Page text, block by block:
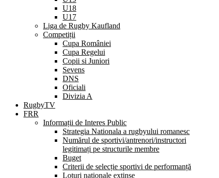
U18
U17
Liga de Rugby Kaufland
Competiții
Cupa României
Cupa Regelui
Copii si Juniori
Sevens
DNS
Oficiali
Divizia A
RugbyTV
FRR
Informații de Interes Public
Strategia Nationala a rugbyului romanesc
Numărul de sportivi/antrenori/instructori
legitimați pe structurile membre
Buget
Criterii de selecție sportivi de performanță
Loturi naționale extinse